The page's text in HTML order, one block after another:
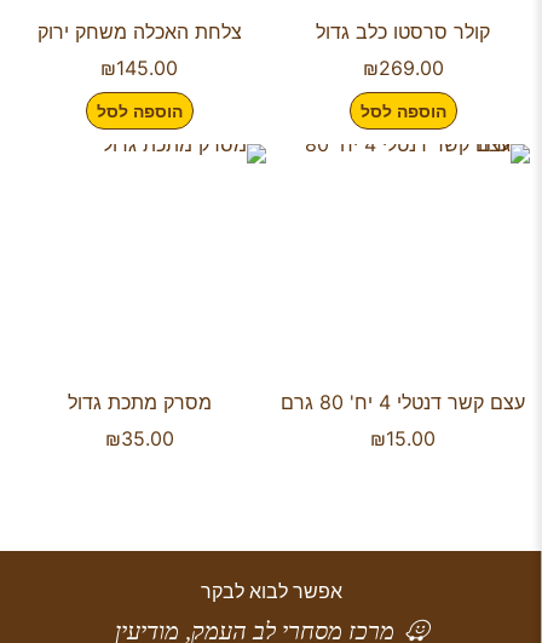
קולר סרסטו כלב גדול
₪269.00
הוספה לסל
צלחת האכלה משחק ירוק
₪145.00
הוספה לסל
עצם קשר דנטלי 4 יח' 80 גרם
₪15.00
מסרק מתכת גדול
₪35.00
אפשר לבוא לבקר
מרכז מסחרי לב העמק, מודיעין